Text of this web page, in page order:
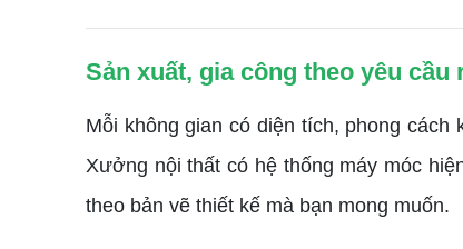
Sản xuất, gia công theo yêu cầu
Mỗi không gian có diện tích, phong
Xưởng nội thất có hệ thống máy móc
theo bản vẽ thiết kế mà bạn mong muốn.